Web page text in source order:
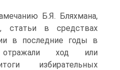
Б.Я. Бляхмана,
статьи в средствах
в последние годы в
ход или
избирательных